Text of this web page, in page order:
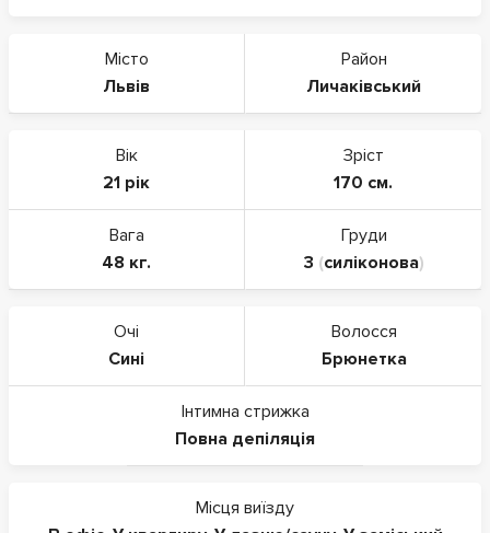
Місто
Львів
Район
Личаківський
Вік
21 рік
Зріст
170 см.
Вага
48 кг.
Груди
3 (силіконова)
Очі
Сині
Волосся
Брюнетка
Інтимна стрижка
Повна депіляція
Місця виїзду